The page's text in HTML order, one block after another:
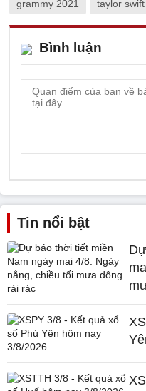
grammy 2021 taylor swift
Bình luận
Tin nổi bật